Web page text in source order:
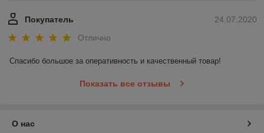
24.07.2020
Покупатель
Отлично
Спасибо большое за оперативность и качественный товар!
Показать все отзывы
О нас